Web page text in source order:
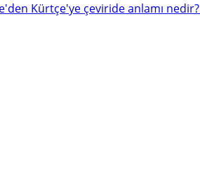
Kürtçe'ye çeviride anlamı nedir?